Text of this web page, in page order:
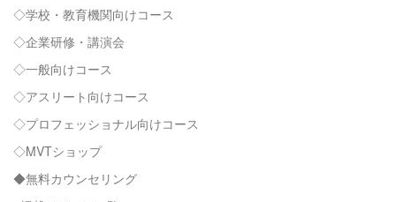
◇学校・教育機関向けコース
◇企業研修・講演会
◇一般向けコース
◇アスリート向けコース
◇プロフェッショナル向けコース
◇MVTショップ
◆無料カウンセリング